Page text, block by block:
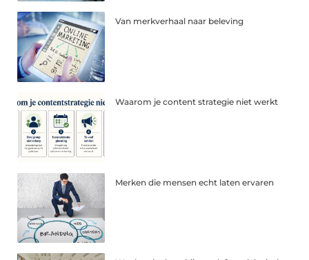
Van merkverhaal naar beleving
Waarom je content strategie niet werkt
Merken die mensen echt laten ervaren